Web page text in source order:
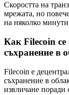
Скоростта на
мрежата, но
на няколко
Как Filecoin се
съхранение в
Filecoin е
съхранение в
извличане поради